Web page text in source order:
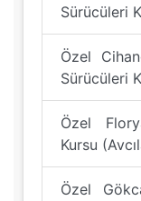
Sürücüleri
Özel
Sürücüleri
Özel
Kursu
Özel